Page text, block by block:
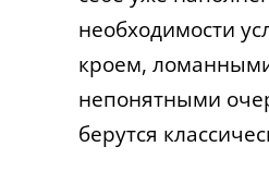
необходимости
кроем,
непонятными
берутся